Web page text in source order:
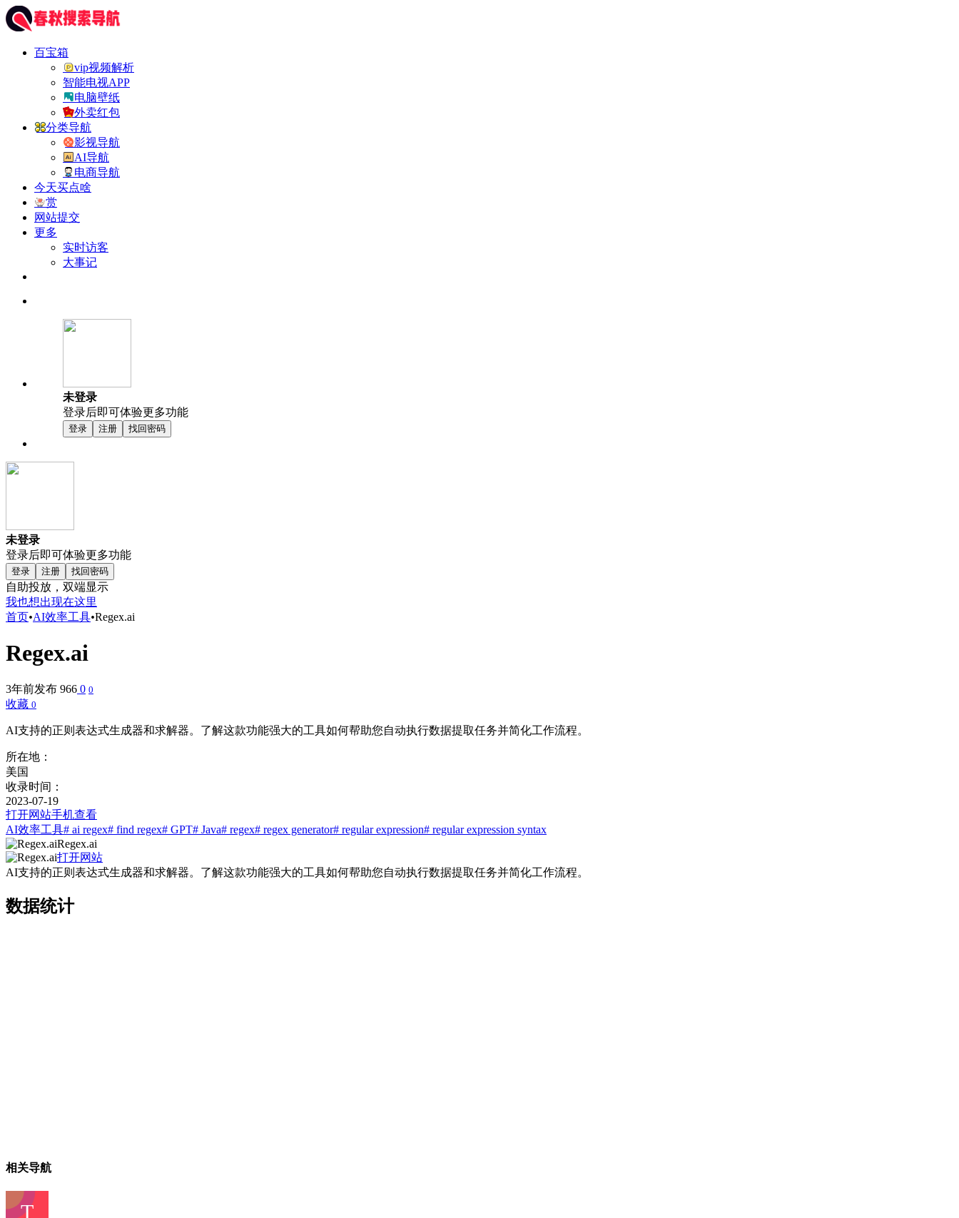
百宝箱
vip视频解析
智能电视APP
电脑壁纸
外卖红包
分类导航
影视导航
AI导航
电商导航
今天买点啥
赏
网站提交
更多
实时访客
大事记
未登录
登录后即可体验更多功能
登录 注册 找回密码
未登录
登录后即可体验更多功能
登录 注册 找回密码
自助投放，双端显示
我也想出现在这里
首页•AI效率工具•Regex.ai
Regex.ai
3年前发布 966 0 0
收藏 0
AI支持的正则表达式生成器和求解器。了解这款功能强大的工具如何帮助您自动执行数据提取任务并简化工作流程。
所在地：
美国
收录时间：
2023-07-19
打开网站手机查看
AI效率工具# ai regex# find regex# GPT# Java# regex# regex generator# regular expression# regular expression syntax
Regex.ai
打开网站
AI支持的正则表达式生成器和求解器。了解这款功能强大的工具如何帮助您自动执行数据提取任务并简化工作流程。
数据统计
相关导航